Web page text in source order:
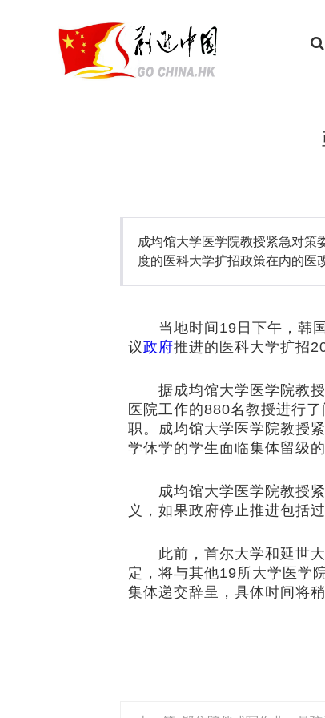
成均馆大学医学院教授紧急对策
度的医科大学扩招政策在内的医
当地时间19日下午，韩国
议政府推进的医科大学扩招
据成均馆大学医学院教授
医院工作的880名教授进行
职。成均馆大学医学院教授
学休学的学生面临集体留级
成均馆大学医学院教授紧
义，如果政府停止推进包括
此前，首尔大学和延世大
定，将与其他19所大学医学
集体递交辞呈，具体时间将